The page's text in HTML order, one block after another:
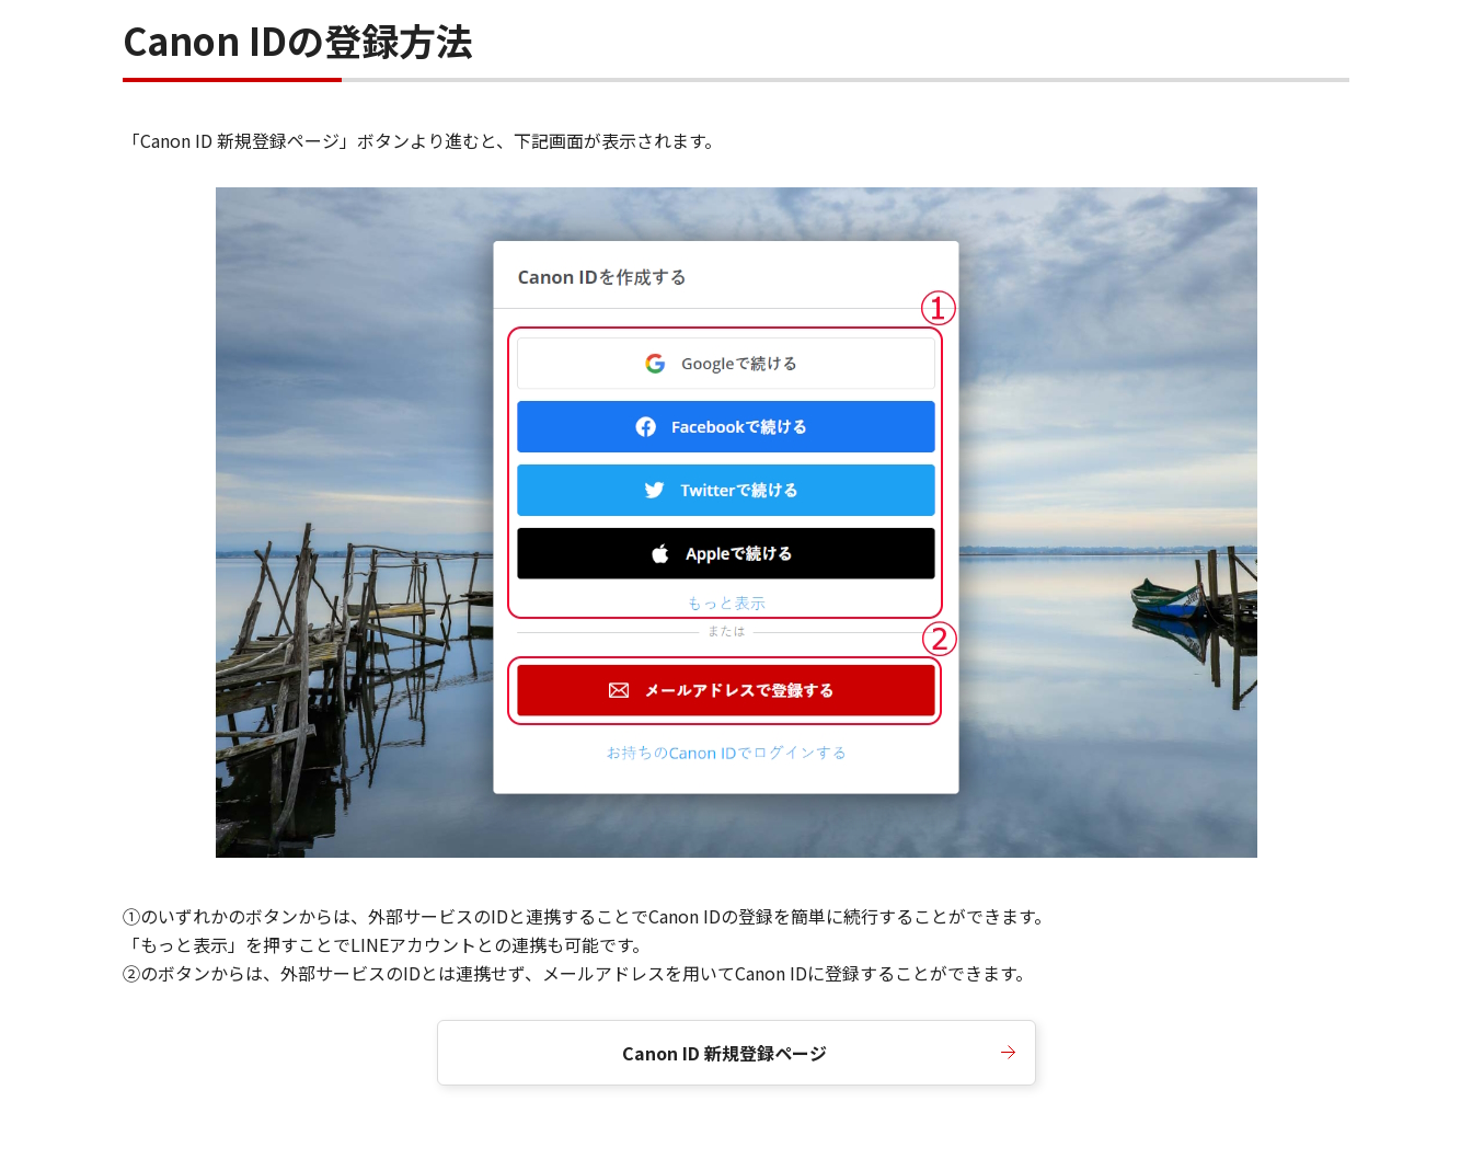
Canon IDの登録方法
「Canon ID 新規登録ページ」ボタンより進むと、下記画面が表示されます。
①のいずれかのボタンからは、外部サービスのIDと連携することでCanon IDの登録を簡単に続行することができます。
「もっと表示」を押すことでLINEアカウントとの連携も可能です。
②のボタンからは、外部サービスのIDとは連携せず、メールアドレスを用いてCanon IDに登録することができます。
Canon ID 新規登録ページ